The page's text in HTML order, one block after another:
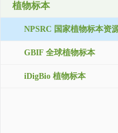
植物标本
NPSRC 国家植物标本资
GBIF 全球植物标本
iDigBio 植物标本